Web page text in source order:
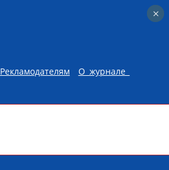
Рекламодателям
О журнале
×
×